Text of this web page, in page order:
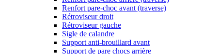
Renfort pare-choc avant (traverse)
Rétroviseur droit
Rétroviseur gauche
Sigle de calandre
Support anti-brouillard avant
Support de pare chocs arrière